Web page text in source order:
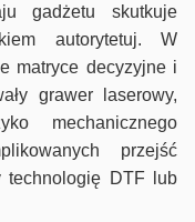
gadżetu skutkuje
autorytetuj. W
matryce decyzyjne i
grawer laserowy,
mechanicznego
przejść
technologię DTF lub